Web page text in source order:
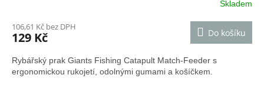
Skladem
106,61 Kč bez DPH
129 Kč Do košíku
Rybářský prak Giants Fishing Catapult Match-Feeder s
ergonomickou rukojetí, odolnými gumami a košíčkem.